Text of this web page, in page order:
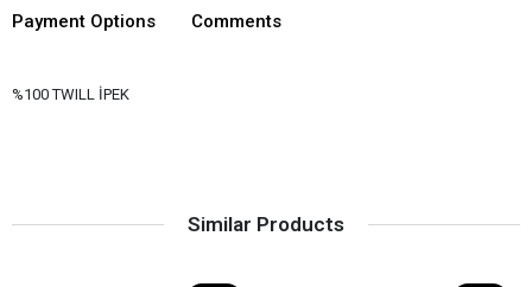
Payment Options Comments
%100 TWILL İPEK
Similar Products